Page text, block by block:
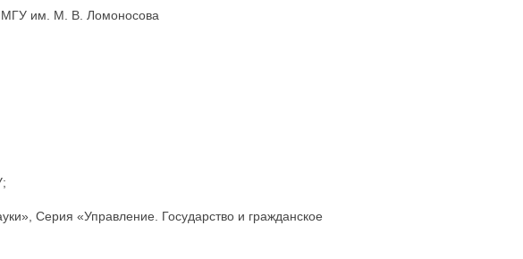
МГУ им. М. В. Ломоносова
Серия «Управление. Государство и гражданское